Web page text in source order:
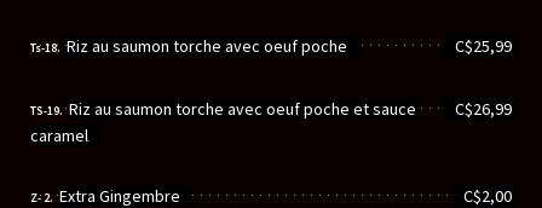
Ts-18. C$25,99
Riz au saumon torche avec oeuf poche
TS-19. C$26,99
Riz au saumon torche avec oeuf poche et sauce
caramel
Z- 2. C$2,00
Extra Gingembre